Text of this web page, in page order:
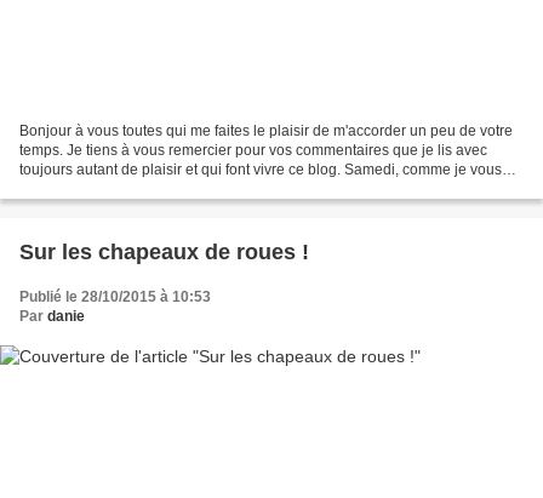
Bonjour à vous toutes qui me faites le plaisir de m'accorder un peu de votre
temps. Je tiens à vous remercier pour vos commentaires que je lis avec
toujours autant de plaisir et qui font vivre ce blog. Samedi, comme je vous
Sur les chapeaux de roues !
Publié le 28/10/2015 à 10:53
Par danie